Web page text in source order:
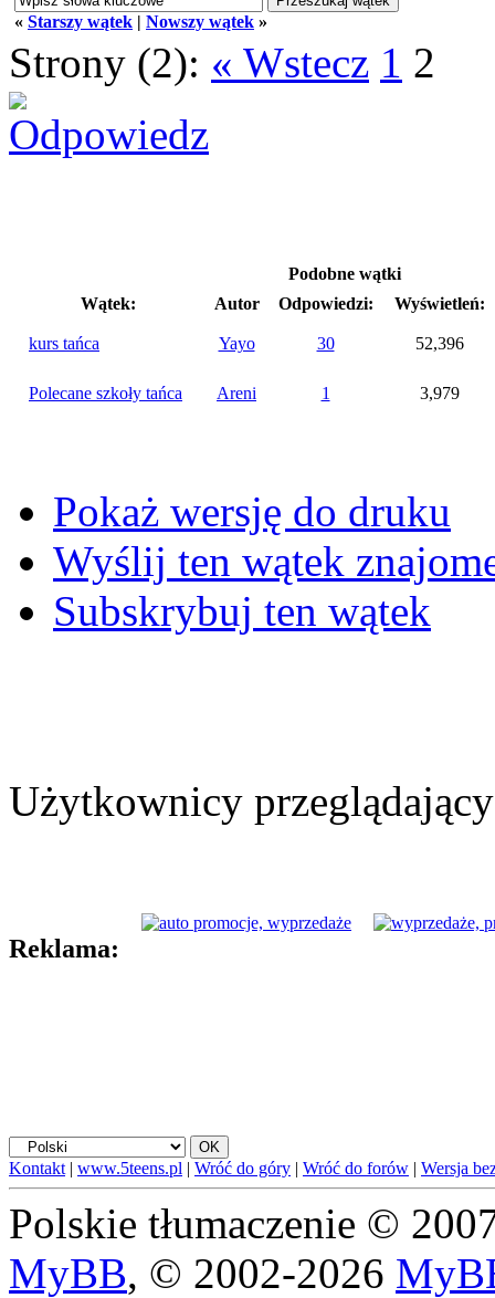
« Starszy wątek | Nowszy wątek »
Strony (2): « Wstecz 1 2
Podobne wątki
Wątek:
Autor Odpowiedzi: Wyświetleń:
kurs tańca Yayo 30 52,396
Polecane szkoły tańca Areni 1 3,979
Pokaż wersję do druku
Wyślij ten wątek
Subskrybuj ten wątek
Użytkownicy
Reklama:
Kontakt | www.5teens.pl | Wróć do góry | Wróć do forów | Wersja
Polskie tłumaczenie ©
MyBB, © 2002-2026